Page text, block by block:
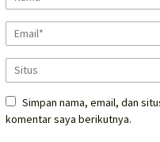
Simpan nama, email, dan
komentar saya berikutnya.